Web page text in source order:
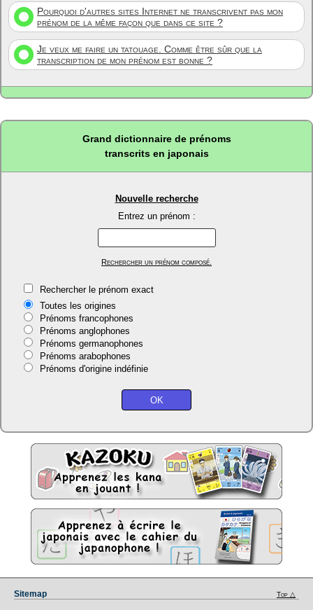
Pourquoi d'autres sites Internet ne transcrivent pas mon
prénom de la même façon que dans ce site ?
Je veux me faire un tatouage. Comme être sûr que la
transcription de mon prénom est bonne ?
Grand dictionnaire de prénoms
transcrits en japonais
Nouvelle recherche
Entrez un prénom :
Rechercher un prénom composé.
Rechercher le prénom exact
Toutes les origines
Prénoms francophones
Prénoms anglophones
Prénoms germanophones
Prénoms arabophones
Prénoms d'origine indéfinie
Sitemap Top △